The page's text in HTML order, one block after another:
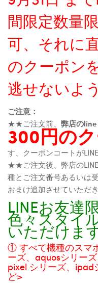
間限定数量
可、それに
のクーポン
逃せないよ
ご注意：
★★ご注文前、 弊店の
300円の
す、クーポンコートが
★★ご注文後、弊店の
種とご注文番号あるいは
おまけ追加させていただ
LINEお友達
色々スタイ
いただけま
① すべて機種のスマ
ーズ、aquosシリー
pixel シリーズ、ipad
ど>